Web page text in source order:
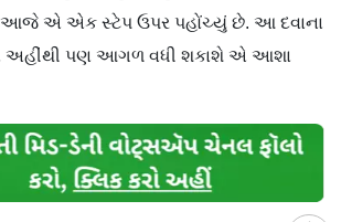
આજે એ એક સ્ટેપ ઉપર પહોંચ્યું છે. આ દવાના
અહીંથી પણ આગળ વધી શકાશે એ આશા